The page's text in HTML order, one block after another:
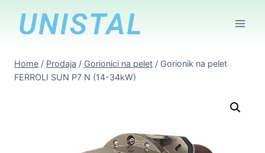
Home / Prodaja / Gorionici na pelet / Gorionik na pelet
FERROLI SUN P7 N (14-34kW)